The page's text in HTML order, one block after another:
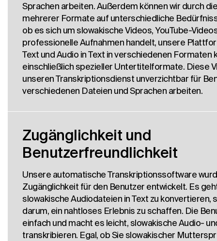
Sprachen arbeiten. Außerdem können wir durch
mehrerer Formate auf unterschiedliche
ob es sich um slowakische Videos, YouTube-
professionelle Aufnahmen handelt, unsere
Text und Audio in Text in verschiedenen Formaten
einschließlich spezieller Untertitelformate. Diese
unseren Transkriptionsdienst unverzichtbar für
verschiedenen Dateien und Sprachen arbeiten.
Zugänglichkeit und
Benutzerfreundlichkeit
Unsere automatische Transkriptionssoftware
Zugänglichkeit für den Benutzer entwickelt. Es
slowakische Audiodateien in Text zu konvertieren,
darum, ein nahtloses Erlebnis zu schaffen. Die
einfach und macht es leicht, slowakische Audio-
transkribieren. Egal, ob Sie slowakischer